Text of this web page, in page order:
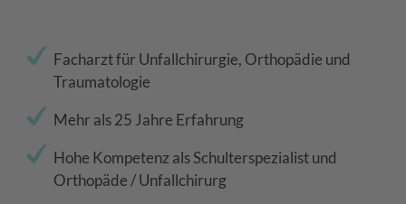
Facharzt für Unfallchirurgie, Orthopädie und
Traumatologie
Mehr als 25 Jahre Erfahrung
Hohe Kompetenz als Schulterspezialist und
Orthopäde / Unfallchirurg